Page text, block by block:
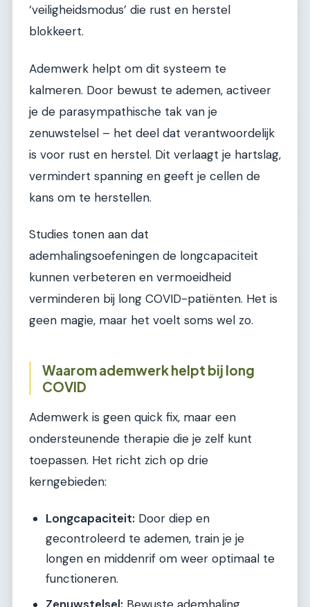
‘veiligheidsmodus’ die rust en herstel
blokkeert.
Ademwerk helpt om dit systeem te
kalmeren. Door bewust te ademen, activeer
je de parasympathische tak van je
zenuwstelsel – het deel dat verantwoordelijk
is voor rust en herstel. Dit verlaagt je hartslag,
vermindert spanning en geeft je cellen de
kans om te herstellen.
Studies tonen aan dat
ademhalingsoefeningen de longcapaciteit
kunnen verbeteren en vermoeidheid
verminderen bij long COVID-patiënten. Het is
geen magie, maar het voelt soms wel zo.
Waarom ademwerk helpt bij long
COVID
Ademwerk is geen quick fix, maar een
ondersteunende therapie die je zelf kunt
toepassen. Het richt zich op drie
kerngebieden:
Longcapaciteit: Door diep en
gecontroleerd te ademen, train je je
longen en middenrif om weer optimaal te
functioneren.